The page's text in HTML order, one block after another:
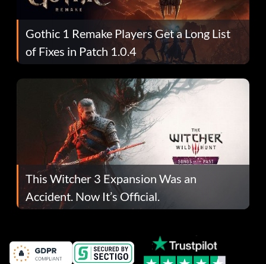
Gothic 1 Remake Players Get a Long List
of Fixes in Patch 1.0.4
This Witcher 3 Expansion Was an
Accident. Now It’s Official.